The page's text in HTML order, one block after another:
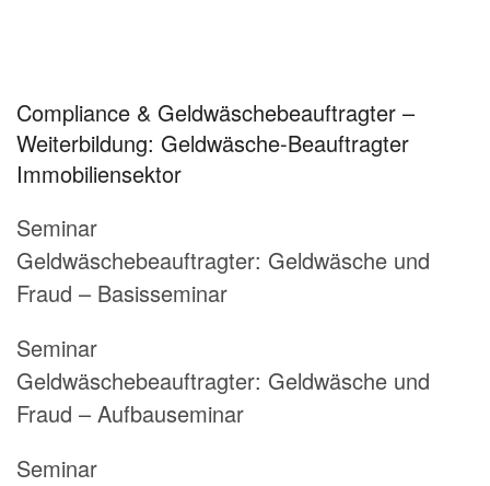
Compliance & Geldwäschebeauftragter –
Weiterbildung: Geldwäsche-Beauftragter
Immobiliensektor
Seminar
Geldwäschebeauftragter: Geldwäsche und
Fraud – Basisseminar
Seminar
Geldwäschebeauftragter: Geldwäsche und
Fraud – Aufbauseminar
Seminar